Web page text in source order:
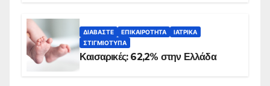
ΔΙΑΒΆΣΤΕ ΕΠΙΚΑΙΡΌΤΗΤΑ
ΙΑΤΡΙΚΆ
ΣΤΙΓΜΙΌΤΥΠΑ
Καισαρικές: 62,2% στην Ελλάδα